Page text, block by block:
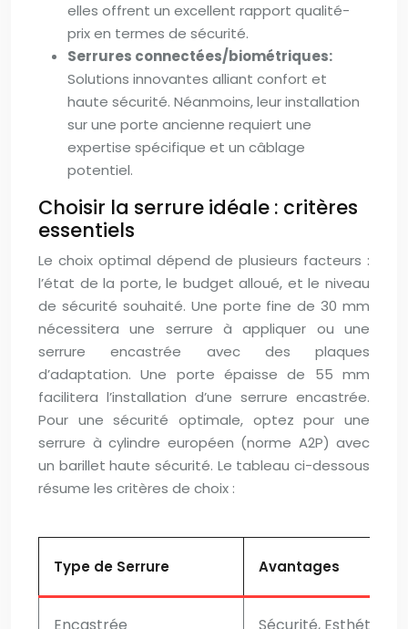
elles offrent un excellent rapport qualité-
prix en termes de sécurité.
Serrures connectées/biométriques:
Solutions innovantes alliant confort et
haute sécurité. Néanmoins, leur installation
sur une porte ancienne requiert une
expertise spécifique et un câblage
potentiel.
Choisir la serrure idéale : critères
essentiels
Le choix optimal dépend de plusieurs facteurs :
l’état de la porte, le budget alloué, et le niveau
de sécurité souhaité. Une porte fine de 30 mm
nécessitera une serrure à appliquer ou une
serrure encastrée avec des plaques
d’adaptation. Une porte épaisse de 55 mm
facilitera l’installation d’une serrure encastrée.
Pour une sécurité optimale, optez pour une
serrure à cylindre européen (norme A2P) avec
un barillet haute sécurité. Le tableau ci-dessous
résume les critères de choix :
Type de Serrure Avantages